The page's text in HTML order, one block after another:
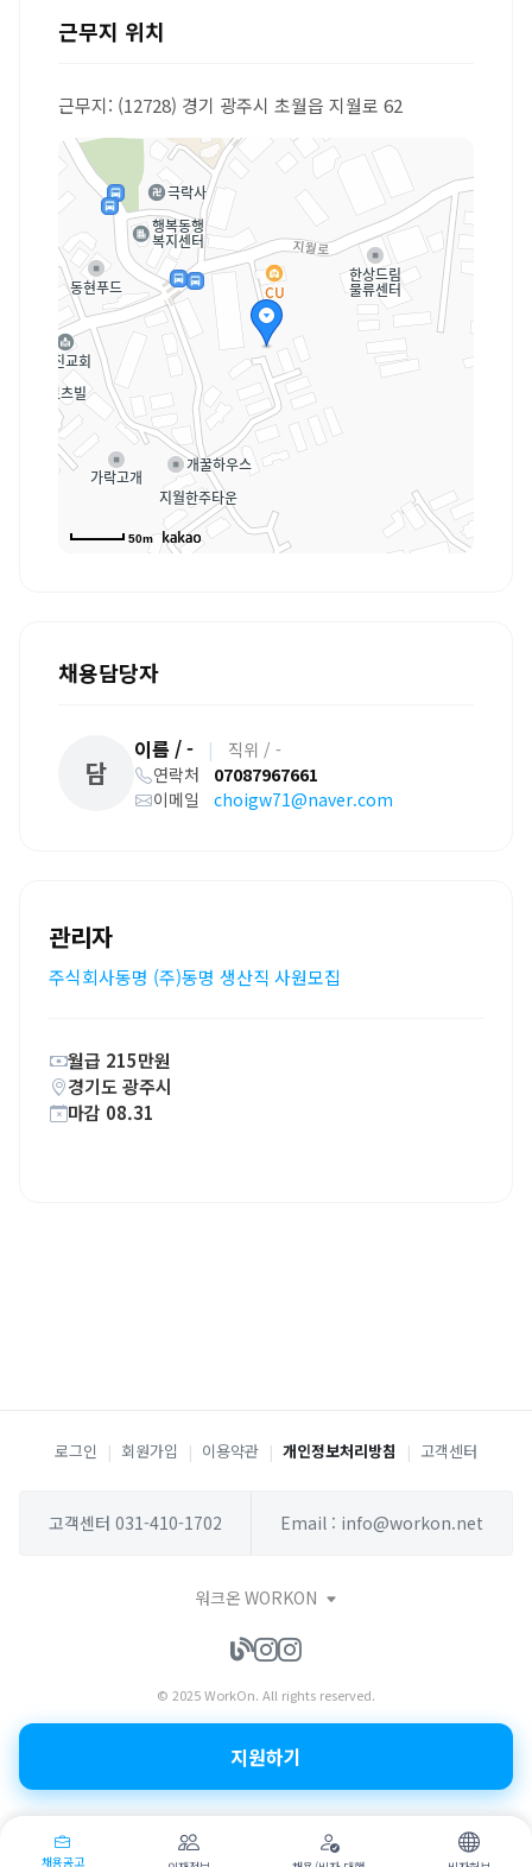
채용공고
근무지 위치
근무지: (12728) 경기 광주시 초월읍 지월로 62
50m
채용담당자
담
이름 / - |
직위 / -
연락처 07087967661
이메일 choigw71@naver.com
관리자
주식회사동명 (주)동명 생산직 사원모집
월급 215만원
경기도 광주시
마감 08.31
지원하기
로그인 | 회원가입 | 이용약관 | 개인정보처리방침 | 고객센터
고객센터 031-410-1702 Email : info@workon.net
워크온 WORKON
© 2025 WorkOn. All rights reserved.